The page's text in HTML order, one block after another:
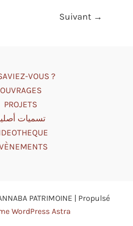
Suivant →
VOUS ?
OUVRAGES
PROJETS
تسميات
PATRIMOINE | Propulsé
WordPress Astra